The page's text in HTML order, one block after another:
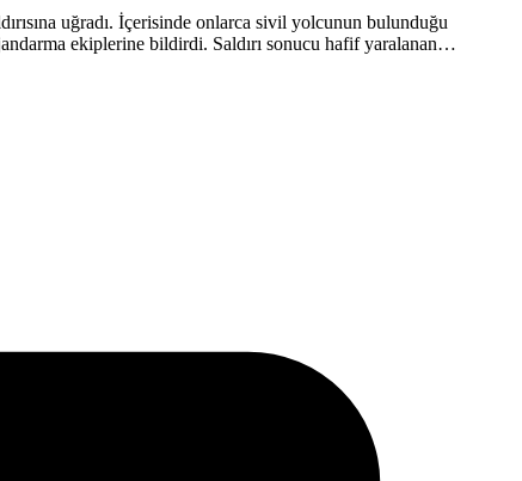
uğradı. İçerisinde onlarca sivil yolcunun bulunduğu
ekiplerine bildirdi. Saldırı sonucu hafif yaralanan…